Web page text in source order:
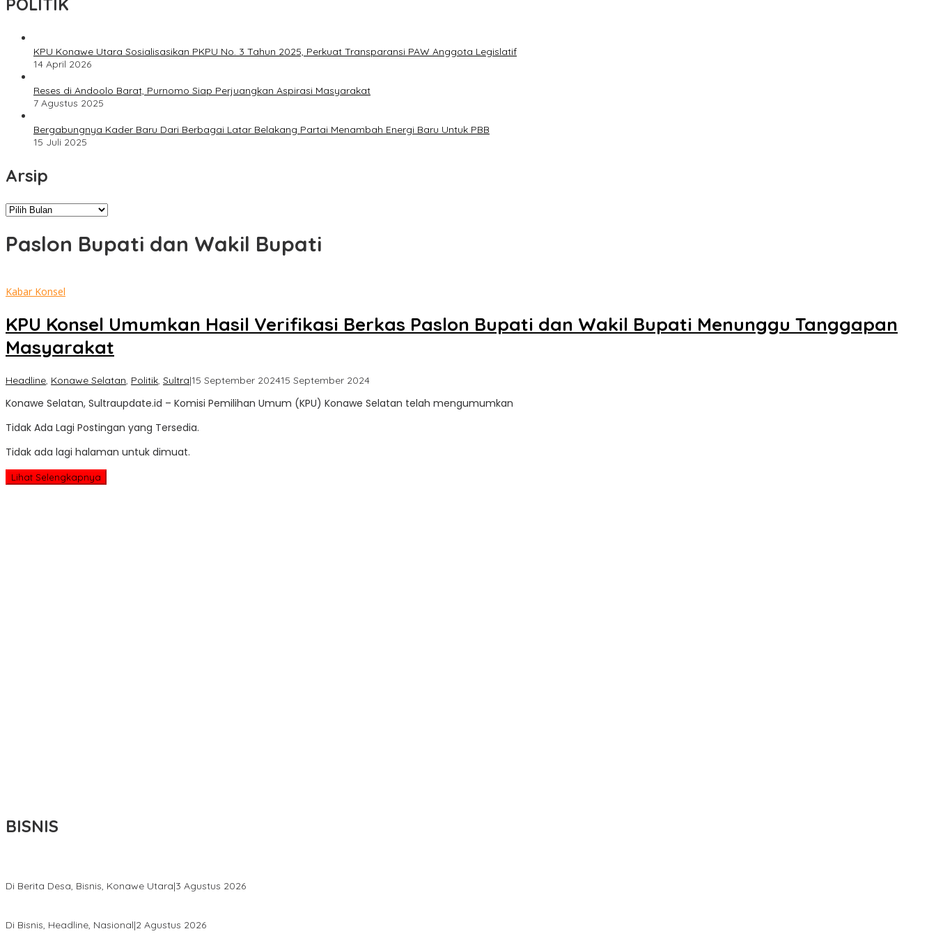
POLITIK
KPU Konawe Utara Sosialisasikan PKPU No. 3 Tahun 2025, Perkuat Transparansi PAW Anggota Legislatif
14 April 2026
Reses di Andoolo Barat, Purnomo Siap Perjuangkan Aspirasi Masyarakat
7 Agustus 2025
Bergabungnya Kader Baru Dari Berbagai Latar Belakang Partai Menambah Energi Baru Untuk PBB
15 Juli 2025
Arsip
Arsip
Paslon Bupati dan Wakil Bupati
Kabar Konsel
KPU Konsel Umumkan Hasil Verifikasi Berkas Paslon Bupati dan Wakil Bupati Menunggu Tanggapan
Masyarakat
Headline, Konawe Selatan, Politik, Sultra|15 September 202415 September 2024oleh
Update
Konawe Selatan, Sultraupdate.id – Komisi Pemilihan Umum (KPU) Konawe Selatan telah mengumumkan
Tidak Ada Lagi Postingan yang Tersedia.
Tidak ada lagi halaman untuk dimuat.
Lihat Selengkapnya
BISNIS
Di Berita Desa, Bisnis, Konawe Utara|3 Agustus 2026
Di Bisnis, Headline, Nasional|2 Agustus 2026